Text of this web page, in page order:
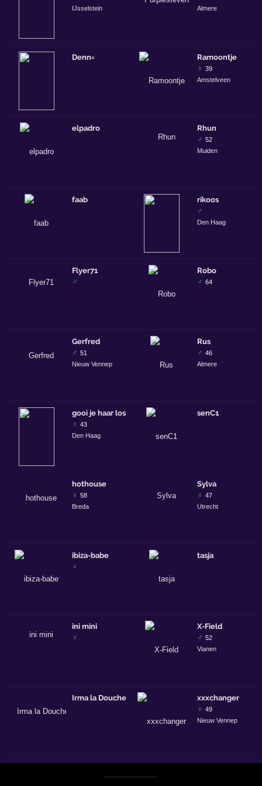
IJsselstein
Denn=
elpadro
faab
Flyer71
♂
Gerfred
♂ 51
Nieuw Vennep
gooi je haar los
♀ 43
Den Haag
hothouse
♀ 58
Breda
ibiza-babe
♀
ini mini
♀
Irma la Douche
Almere
Ramoontje
♀ 39
Amstelveen
Rhun
♂ 52
Muiden
rikoos
♂
Den Haag
Robo
♂ 64
Rus
♂ 46
Almere
senC1
Sylva
♀ 47
Utrecht
tasja
X-Field
♂ 52
Vianen
xxxchanger
♀ 49
Nieuw Vennep